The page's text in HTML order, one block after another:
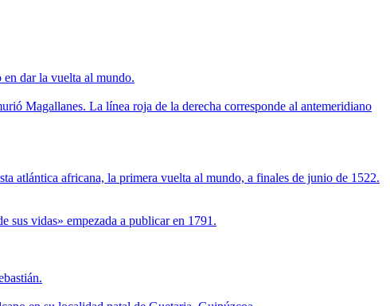
dar la vuelta al mundo.
Magallanes. La línea roja de la derecha corresponde al antemeridiano
atlántica africana, la primera vuelta al mundo, a finales de junio de 1522.
sus vidas» empezada a publicar en 1791.